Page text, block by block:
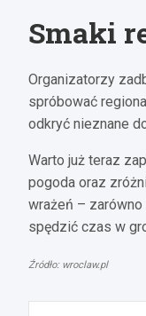
Smaki
Organizatorzy
spróbować
odkryć nieznane
Warto już teraz
pogoda oraz
wrażeń – zarówno
spędzić czas w
Źródło: wroclaw.pl